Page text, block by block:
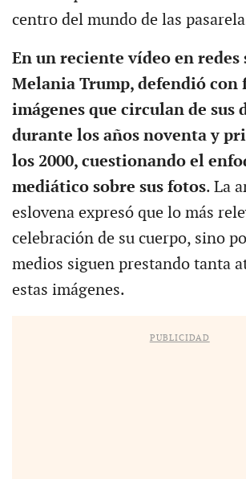
centro del mundo de las
En un reciente vídeo en redes
Melania Trump, defendió con
imágenes que circulan de sus
durante los años noventa y
los 2000, cuestionando el
mediático sobre sus fotos. La
eslovena expresó que lo más
celebración de su cuerpo, sino
medios siguen prestando tanta
estas imágenes.
PUBLICIDAD